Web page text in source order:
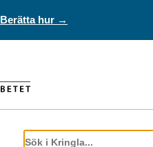
Berätta hur →